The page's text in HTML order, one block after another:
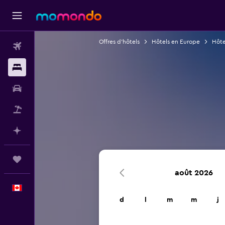
Offres d’hôtels Hôtels en Europe
août 2026
d m m j